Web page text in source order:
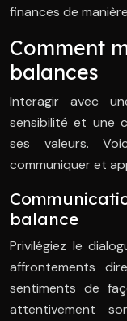
finances de
Comment
balances
Interagir avec
sensibilité et une
ses valeurs.
communiquer et
balance
Privilégiez le
affrontements
sentiments de
attentivement